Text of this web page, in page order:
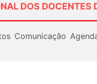
DOS DOCENTES
Comunicação